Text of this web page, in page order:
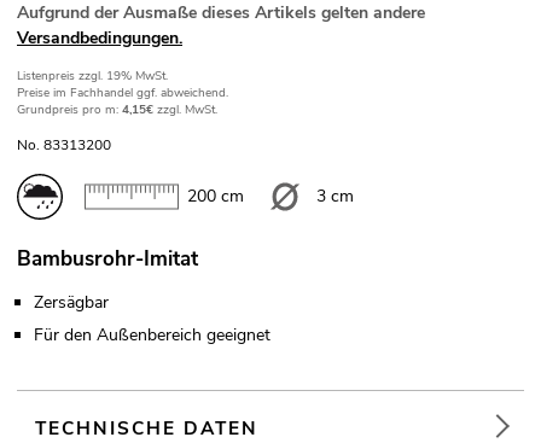
Aufgrund der Ausmaße dieses Artikels gelten andere
Versandbedingungen.
Listenpreis zzgl. 19% MwSt.
Preise im Fachhandel ggf. abweichend.
Grundpreis pro m: 4,15€ zzgl. MwSt.
No. 83313200
200 cm 3 cm
Bambusrohr-Imitat
Zersägbar
Für den Außenbereich geeignet
TECHNISCHE DATEN